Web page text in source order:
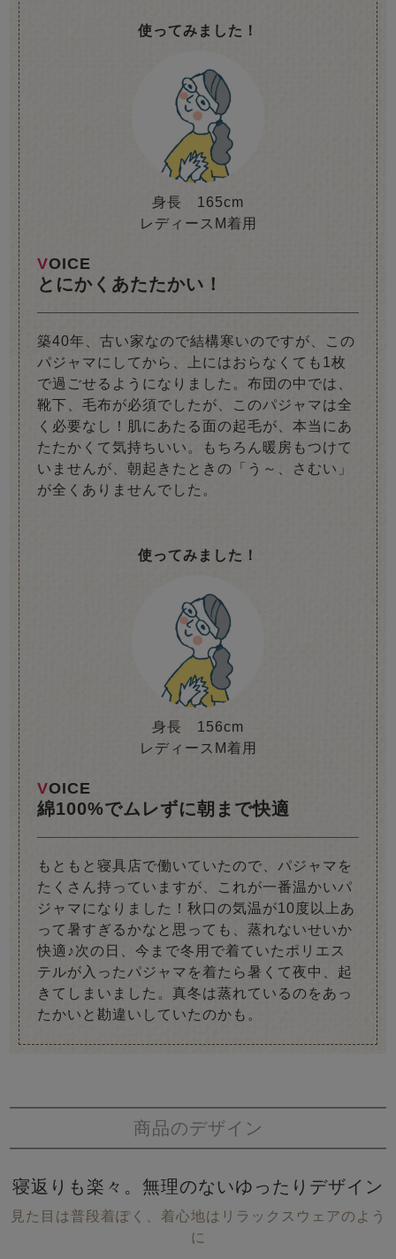
使ってみました！
身長 165cm
レディースM着用
VOICE
とにかくあたたかい！
築40年、古い家なので結構寒いのですが、この
パジャマにしてから、上にはおらなくても1枚
で過ごせるようになりました。布団の中では、
靴下、毛布が必須でしたが、このパジャマは全
く必要なし！肌にあたる面の起毛が、本当にあ
たたかくて気持ちいい。もちろん暖房もつけて
いませんが、朝起きたときの「う～、さむい」
が全くありませんでした。
使ってみました！
身長 156cm
レディースM着用
VOICE
綿100%でムレずに朝まで快適
もともと寝具店で働いていたので、パジャマを
たくさん持っていますが、これが一番温かいパ
ジャマになりました！秋口の気温が10度以上あ
って暑すぎるかなと思っても、蒸れないせいか
快適♪次の日、今まで冬用で着ていたポリエス
テルが入ったパジャマを着たら暑くて夜中、起
きてしまいました。真冬は蒸れているのをあっ
たかいと勘違いしていたのかも。
商品のデザイン
寝返りも楽々。無理のないゆったりデザイン
見た目は普段着ぽく、着心地はリラックスウェアのよう
に